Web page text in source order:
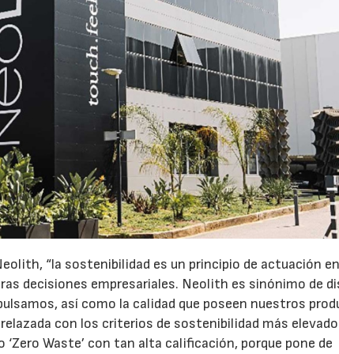
“la sostenibilidad es un principio de actuación
decisiones empresariales. Neolith es sinónimo de
así como la calidad que poseen nuestros
con los criterios de sostenibilidad más
Waste’ con tan alta calificación, porque pone de